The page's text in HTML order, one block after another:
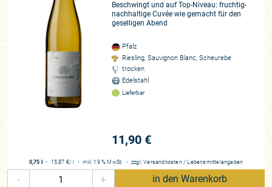
Beschwingt und auf Top-Niveau: fruchtig-
nachhaltige Cuvée wie gemacht für den
geselligen Abend
Pfalz
Riesling, Sauvignon Blanc, Scheurebe
trocken
Edelstahl
Lieferbar
11,90 €
0,75 l ・ 15,87 €/ l ・inkl. 19 % MwSt. ・ zzgl.Versandkosten / Lebensmittelangaben
- + in den Warenkorb